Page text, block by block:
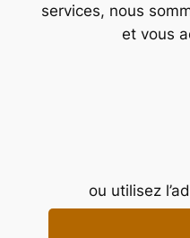
services, nous
et vous
ou utilisez